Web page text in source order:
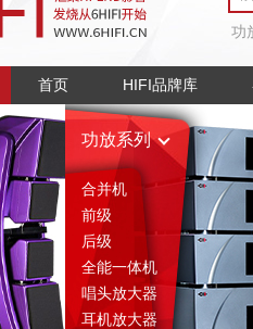
功
首页 HIFI品牌库
功放系列
合并机
前级
后级
全能一体机
唱头放大器
耳机放大器